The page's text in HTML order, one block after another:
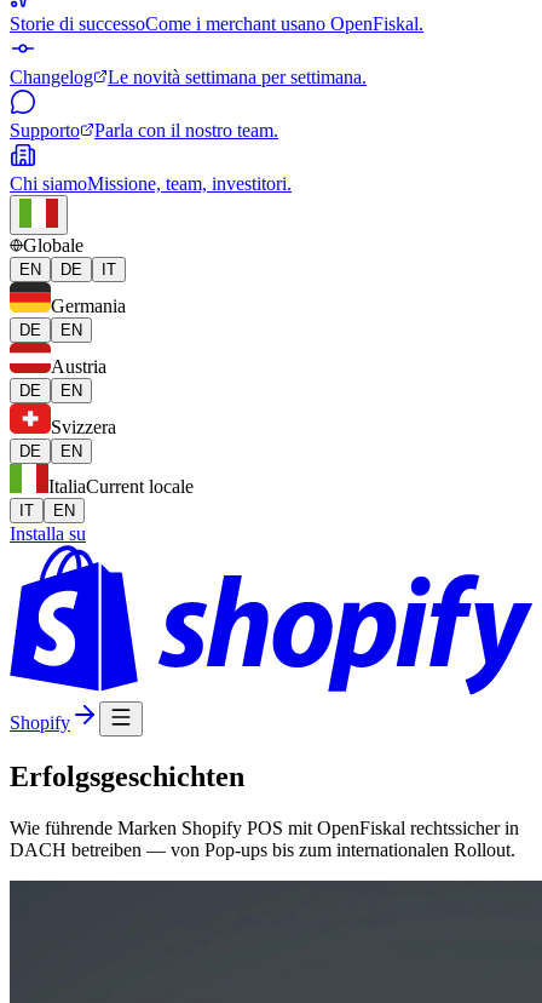
Storie di successoCome i merchant usano OpenFiskal.
Changelog Le novità settimana per settimana.
Supporto Parla con il nostro team.
Chi siamoMissione, team, investitori.
Globale
EN DE IT
Germania
DE EN
Austria
DE EN
Svizzera
DE EN
ItaliaCurrent locale
IT EN
Installa su
Shopify
Erfolgsgeschichten
Wie führende Marken Shopify POS mit OpenFiskal rechtssicher in
DACH betreiben — von Pop-ups bis zum internationalen Rollout.